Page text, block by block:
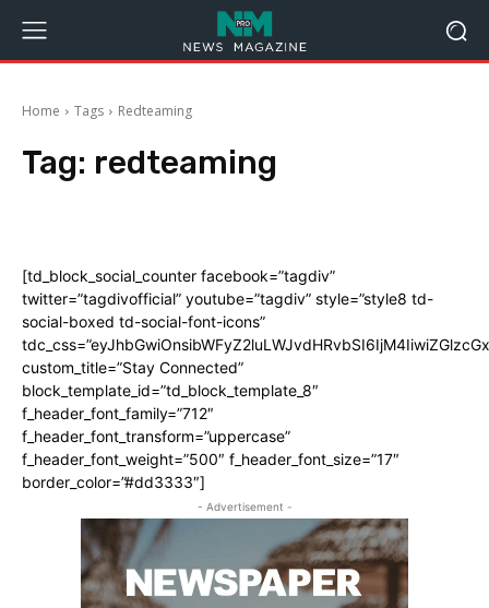
Home Tags Redteaming
Tag: redteaming
[td_block_social_counter facebook=”tagdiv”
twitter=”tagdivofficial” youtube=”tagdiv” style=”style8 td-
social-boxed td-social-font-icons”
custom_title=”Stay Connected”
block_template_id=”td_block_template_8″
f_header_font_family=”712″
f_header_font_transform=”uppercase”
f_header_font_weight=”500″ f_header_font_size=”17″
border_color=”#dd3333″]
- Advertisement -